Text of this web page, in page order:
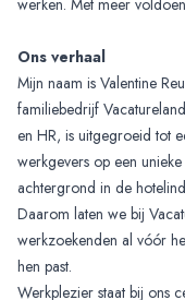
werken. Met meer
Ons verhaal
Mijn naam is Valentine
familiebedrijf
en HR, is uitgegroeid tot
werkgevers op een
achtergrond in de
Daarom laten we bij
werkzoekenden al vóór
hen past.
Werkplezier staat bij ons